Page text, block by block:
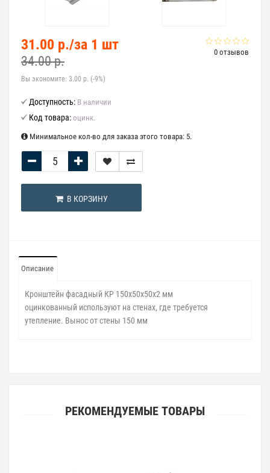
0 отзывов
31.00 р./за 1 шт
34.00 р.
Вы экономите: 3.00 р. (-9%)
Доступность: В наличии
Код товара: оцинк.
Минимальное кол-во для заказа этого товара: 5.
В КОРЗИНУ
Описание
Кронштейн фасадный КР 150х50х50х2 мм
оцинкованный используют на стенах, где требуется
утепление. Вынос от стены 150 мм
РЕКОМЕНДУЕМЫЕ ТОВАРЫ